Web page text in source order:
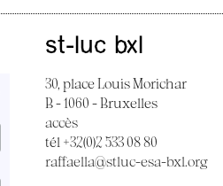
st-luc bxl
30, place Louis Morichar
B - 1060 - Bruxelles
accès
tél +32(0)2 533 08 80
raffaella@stluc-esa-bxl.org